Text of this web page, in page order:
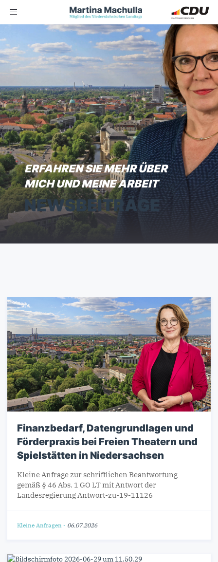
Toggle
ERFAHREN SIE MEHR ÜBER
MICH UND MEINE ARBEIT
NEWSBEITRÄGE
Finanzbedarf, Datengrundlagen und
Förderpraxis bei Freien Theatern und
Spielstätten in Niedersachsen
Kleine Anfrage zur schriftlichen Beantwortung
gemäß § 46 Abs. 1 GO LT mit Antwort der
Landesregierung Antwort-zu-19-11126
Kleine Anfragen - 06.07.2026